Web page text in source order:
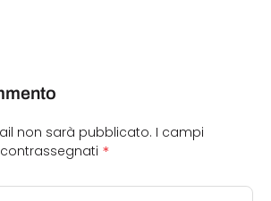
non sarà pubblicato. I campi
*